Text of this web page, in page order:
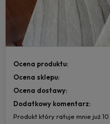
Ocena produktu:
Ocena sklepu:
Ocena dostawy:
Dodatkowy komentarz:
Produkt który ratuje mnie już